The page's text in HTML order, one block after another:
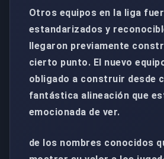
Otros equipos en la liga
estandarizados y
llegaron previamente
cierto punto. El nuevo
obligado a construir desde
fantástica alineación que
emocionada de ver.
de los nombres conocidos